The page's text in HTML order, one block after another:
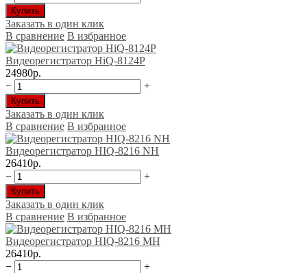
Купить
Заказать в один клик
В сравнение В избранное
Видеорегистратор HiQ-8124P
24980р.
−
+
Купить
Заказать в один клик
В сравнение В избранное
Видеорегистратор HIQ-8216 NH
26410р.
−
+
Купить
Заказать в один клик
В сравнение В избранное
Видеорегистратор HIQ-8216 МН
26410р.
−
+